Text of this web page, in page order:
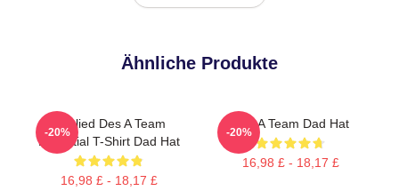
Ähnliche Produkte
Mitglied Des A Team
Essential T-Shirt Dad Hat
16,98 £ - 18,17 £
-20%
The A Team Dad Hat
16,98 £ - 18,17 £
-20%